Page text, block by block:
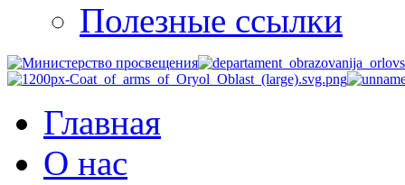
Полезные ссылки
Главная
О нас